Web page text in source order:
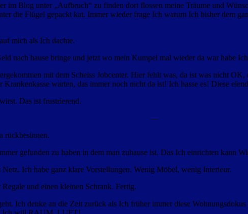
im Blog unter „Aufbruch“ zu finden dort flossen meine Träume und
die Flügel gepackt kat. Immer wieder frage Ich warum Ich bisher dem
mich als Ich dachte.
nach hause bringe und jetzt wo mein Kumpel mal wieder da war habe
mit dem Scheiss Jobcenter. Hier fehlt was, da ist was nicht
warten, das immer noch nicht da ist! Ich hasse es! Diese
Das ist frustrierend.
—
rückbesinnen.
gefunden zu haben in dem man zuhause ist. Das Ich einrichten kann
Ich habe ganz klare Vorstellungen. Wenig Möbel, wenig Interieur.
und einen kleinen Schrank. Fertig.
Ich denke an die Zeit zurück als Ich früher immer diese